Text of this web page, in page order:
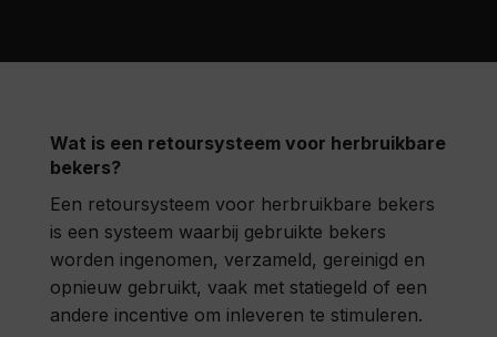
Wat is een retoursysteem voor herbruikbare
bekers?
Een retoursysteem voor herbruikbare bekers
is een systeem waarbij gebruikte bekers
worden ingenomen, verzameld, gereinigd en
opnieuw gebruikt, vaak met statiegeld of een
andere incentive om inleveren te stimuleren.